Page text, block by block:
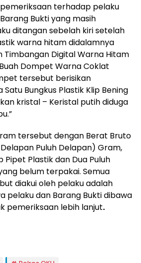
terhadap pelaku
Bukti yang masih
ditangan sebelah kiri setelah
warna hitam didalamnya
Timbangan Digital Warna Hitam
Dompet Warna Coklat
tersebut berisikan
Bungkus Plastik Klip Bening
kristal – Keristal putih diduga
tersebut dengan Berat Bruto
Puluh Delapan) Gram,
Pipet Plastik dan Dua Puluh
belum terpakai. Semua
diakui oleh pelaku adalah
pelaku dan Barang Bukti dibawa
pemeriksaan lebih lanjut.